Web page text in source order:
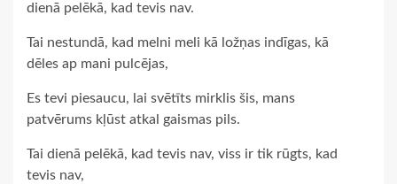
dienā pelēkā, kad tevis nav.
Tai nestundā, kad melni meli kā ložņas indīgas, kā
dēles ap mani pulcējas,
Es tevi piesaucu, lai svētīts mirklis šis, mans
patvērums kļūst atkal gaismas pils.
Tai dienā pelēkā, kad tevis nav, viss ir tik rūgts, kad
tevis nav,